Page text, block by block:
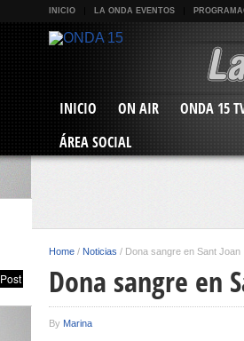
INICIO LA ONDA EVENTOS
INICIO ON AIR ONDA 15
ÁREA SOCIAL
Home / Noticias / Dona sangre en Sant Joan
Dona sangre en
By Marina